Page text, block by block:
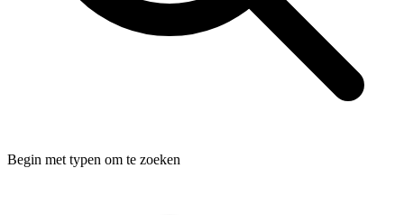
Begin met typen om te zoeken